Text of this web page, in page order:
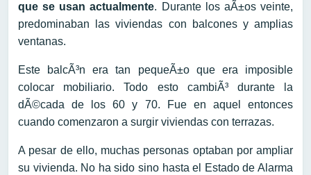
que se usan actualmente. Durante los aÃ±os veinte,
predominaban las viviendas con balcones y amplias
ventanas.
Este balcÃ³n era tan pequeÃ±o que era imposible
colocar mobiliario. Todo esto cambiÃ³ durante la
dÃ©cada de los 60 y 70. Fue en aquel entonces
cuando comenzaron a surgir viviendas con terrazas.
A pesar de ello, muchas personas optaban por ampliar
su vivienda. No ha sido sino hasta el Estado de Alarma